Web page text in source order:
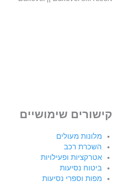
קישורים שימושיים
מלונות מעולים
השכרת רכב
אטרקציות ופעילויות
ביטוח נסיעות
מפות וספרי נסיעות